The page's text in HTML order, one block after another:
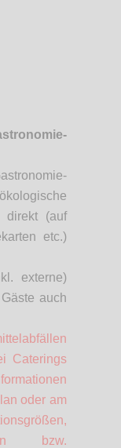
direkt (auf
etc.)
externe)
auch
Caterings
oder am
bzw.